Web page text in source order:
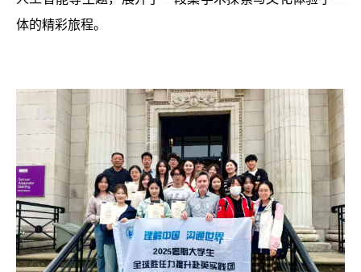
体的精彩旅程。